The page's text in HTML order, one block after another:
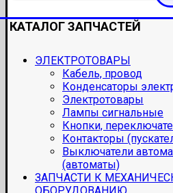
КАТАЛОГ ЗАПЧАСТЕЙ
ЭЛЕКТРОТОВАРЫ
Кабель, провод
Конденсаторы
Электротовары
Лампы сигнальные
Кнопки,
Контакторы
Выключатели
(автоматы)
ЗАПЧАСТИ К